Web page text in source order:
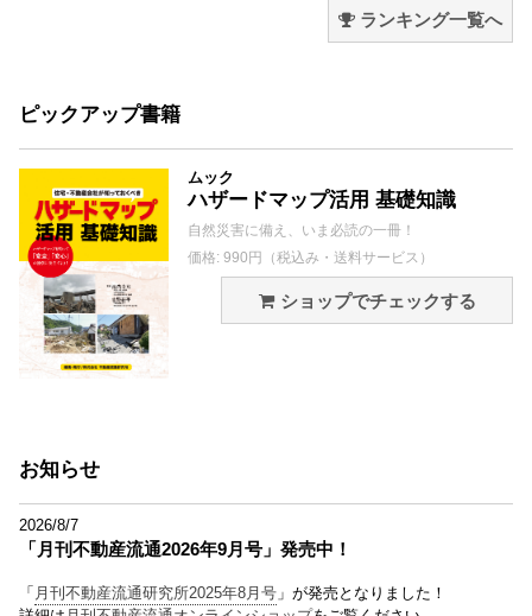
ランキング一覧へ
ピックアップ書籍
ムック
ハザードマップ活用 基礎知識
自然災害に備え、いま必読の一冊！
価格: 990円（税込み・送料サービス）
ショップでチェックする
お知らせ
2026/8/7
「月刊不動産流通2026年9月号」発売中！
「 月刊不動産流通研究所2025年8月号 」が発売となりました！